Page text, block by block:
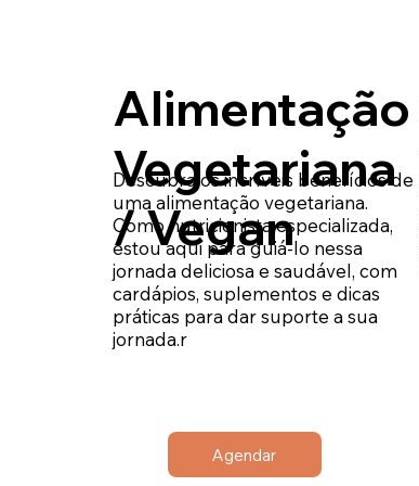
Alimentação
Vegetariana
/ Vegan
Descubra os incríveis benefícios de
uma alimentação vegetariana.
Como nutricionista especializada,
estou aqui para guiá-lo nessa
jornada deliciosa e saudável, com
cardápios, suplementos e dicas
práticas para dar suporte a sua
jornada.r
Agendar